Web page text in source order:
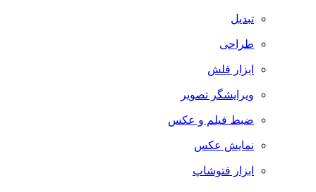
تبدیل
طراحی
ابزار فلش
ویرایشگر تصویر
ضبط فيلم و عكس
نمایش عکس
ابزار فتوشاپ